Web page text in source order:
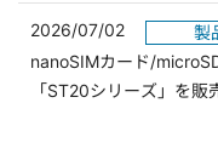
2026/07/02
製
nanoSIMカード/
「ST20シリーズ」を販